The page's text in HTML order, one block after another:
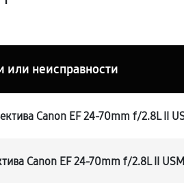
неисправности
Canon EF 24-70mm f/2.8L II
Canon EF 24-70mm f/2.8L II USM